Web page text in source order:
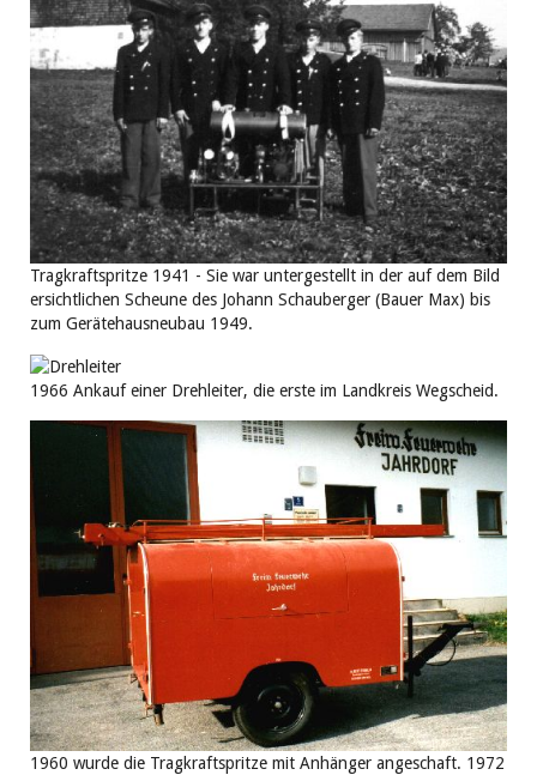
Tragkraftspritze 1941 - Sie war untergestellt in der auf dem Bild
ersichtlichen Scheune des Johann Schauberger (Bauer Max) bis
zum Gerätehausneubau 1949.
1966 Ankauf einer Drehleiter, die erste im Landkreis Wegscheid.
1960 wurde die Tragkraftspritze mit Anhänger angeschaft. 1972